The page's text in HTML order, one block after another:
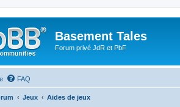
Basement Tales
Forum privé JdR et PbF
FAQ
Jeux Aides de jeux